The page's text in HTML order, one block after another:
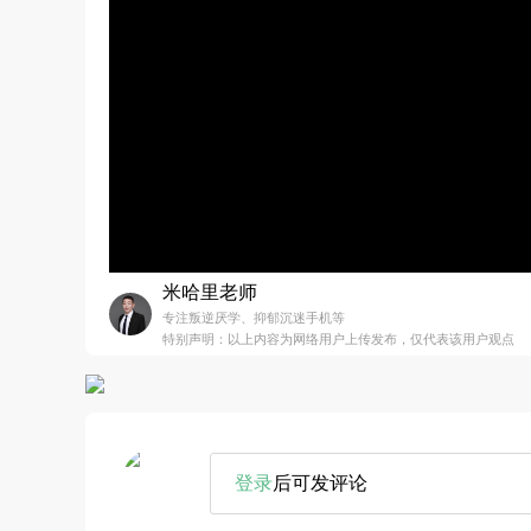
米哈里老师
专注叛逆厌学、抑郁沉迷手机等
特别声明：以上内容为网络用户上传发布，仅代表该用户观点
登录后可发评论